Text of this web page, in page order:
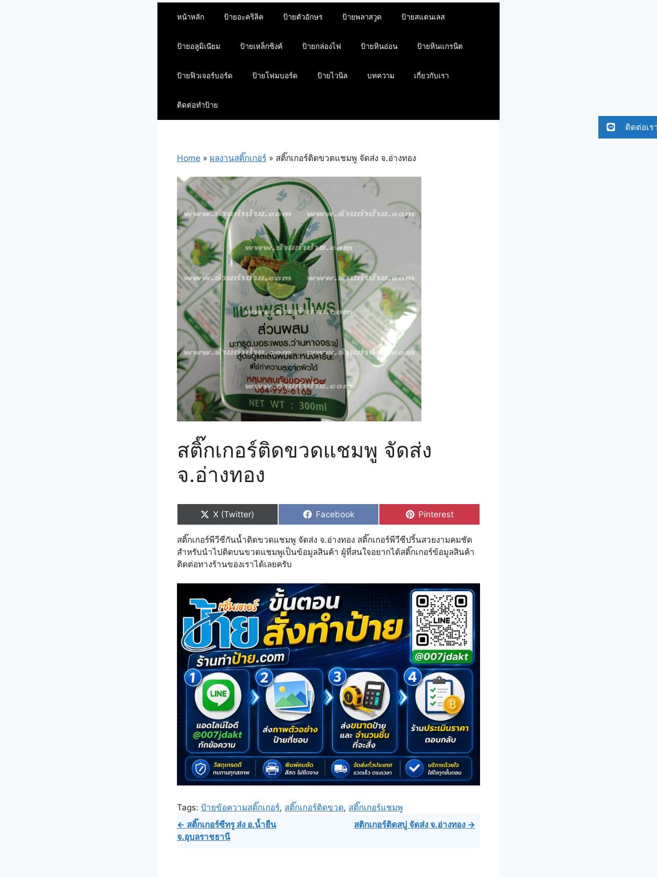
หน้าหลัก ป้ายอะคริลิค ป้ายตัวอักษร ป้ายพลาสวูด ป้ายสแตนเลส
ป้ายอลูมิเนียม ป้ายเหล็กซิงค์ ป้ายกล่องไฟ ป้ายหินอ่อน ป้ายหินแกรนิต
ป้ายฟิวเจอร์บอร์ด ป้ายโฟมบอร์ด ป้ายไวนิล บทความ เกี่ยวกับเรา
ติดต่อทำป้าย
Home » ผลงานสติ๊กเกอร์ » สติ๊กเกอร์ติดขวดแชมพู จัดส่ง จ.อ่างทอง
สติ๊กเกอร์ติดขวดแชมพู จัดส่ง
จ.อ่างทอง
Share
X (Twitter)
Share
Facebook
Share
Pinterest
สติ๊กเกอร์พีวีซีกันน้ำติดขวดแชมพู จัดส่ง จ.อ่างทอง สติ๊กเกอร์พีวีซีปริ้นสวยงามคมชัด
สำหรับนำไปติดบนขวดแชมพูเป็นข้อมูลสินค้า ผู้ที่สนใจอยากได้สติ๊กเกอร์ข้อมูลสินค้า
ติดต่อทางร้านของเราได้เลยครับ
Tags: ป้ายข้อความสติ๊กเกอร์, สติ๊กเกอร์ติดขวด, สติ๊กเกอร์แชมพู
Post
navigation
← สติ๊กเกอร์ซีทรู ส่ง อ.น้ำยืน
จ.อุบลราชธานี
สติกเกอร์ติดสบู่ จัดส่ง จ.อ่างทอง →
ติดต่อเร